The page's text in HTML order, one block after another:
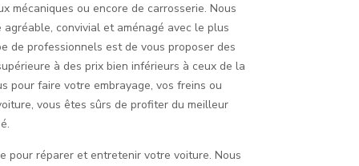
mécaniques ou encore de carrosserie. Nous
convivial et aménagé avec le plus
de professionnels est de vous proposer des
à des prix bien inférieurs à ceux de la
pour faire votre embrayage, vos freins ou
vous êtes sûrs de profiter du meilleur
pour réparer et entretenir votre voiture. Nous